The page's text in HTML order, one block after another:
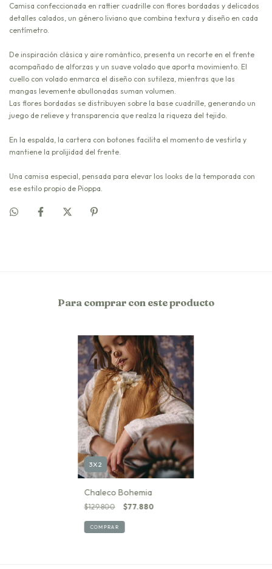
Camisa confeccionada en rattier cuadrille con flores bordadas y delicados
detalles calados, un género liviano que combina textura y diseño en cada
centímetro.
De inspiración clásica y aire romántico, presenta un recorte en el frente
acompañado de alforzas y un suave volado que aporta movimiento. El
cuello con volado enmarca el diseño con sutileza, mientras que las
mangas levemente abullonadas suman volumen.
Las flores bordadas se distribuyen sobre la base cuadrille, generando un
juego de relieve y transparencia que realza la riqueza del tejido.
En la espalda, la cartera con botones facilita el momento de vestirla y
mantiene la prolijidad del frente.
Una camisa especial, pensada para elevar los looks de la temporada con
ese estilo propio de Pioppa.
Para comprar con este producto
3X2
Chaleco Bohemia
$129.800 $77.880
COMPRAR